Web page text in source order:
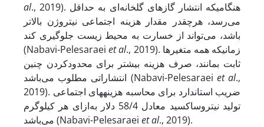
al., 2019). هنگامی­که انتشار گازهای گلخانه‌ای به حداقل
می‌رسد، هرچقدر مقدار هزینه اجتماعی نیتروژن بالاتر
باشد، می‌تواند از خسارت به محیط ‌زیست جلوگیری کند
(Nabavi-Pelesaraeietal., 2019). زمانی­که همه متغیرها
ثابت بمانند، صرف هزینه بیشتر برای محدود­کردن چنین
انتشاراتی مطلوب می‌باشد (Nabavi-Pelesaraei et al.,
2019). ضریب استاندارد برای محاسبه هزینه­های اجتماعی
تولید نیتروس­اکسید معادل 58/4 دلار به‌ازای هر کیلوگرم
می‌باشد (Nabavi-Pelesaraei etal., 2019).